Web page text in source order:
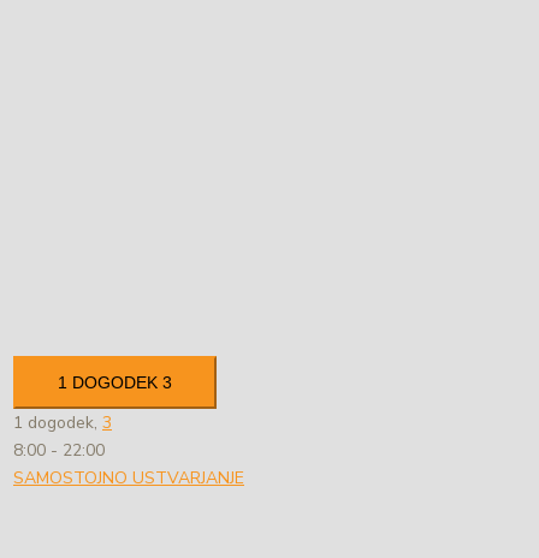
1 DOGODEK 3
1 dogodek, 3
8:00 - 22:00
SAMOSTOJNO USTVARJANJE